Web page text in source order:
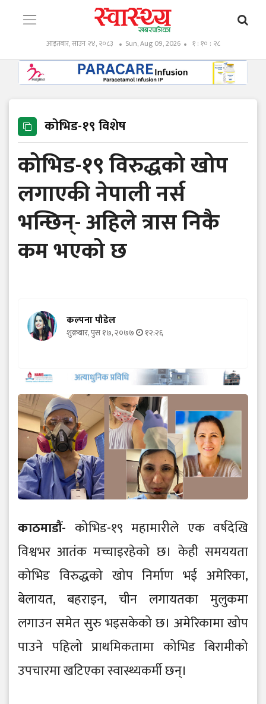
आइतबार, साउन २४, २०८३ Sun, Aug 09, 2026 १ : १० : २९
कोभिड-१९ विशेष
कोभिड-१९ विरुद्धको खोप
लगाएकी नेपाली नर्स
भन्छिन्- अहिले त्रास निकै
कम भएको छ
कल्पना पौडेल
शुक्रबार, पुस १७, २०७७ १२:२६
काठमाडौं- कोभिड-१९ महामारीले एक वर्षदेखि
विश्वभर आतंक मच्चाइरहेको छ। केही समययता
कोभिड विरुद्धको खोप निर्माण भई अमेरिका,
बेलायत, बहराइन, चीन लगायतका मुलुकमा
लगाउन समेत सुरु भइसकेको छ। अमेरिकामा खोप
पाउने पहिलो प्राथमिकतामा कोभिड बिरामीको
उपचारमा खटिएका स्वास्थ्यकर्मी छन्।